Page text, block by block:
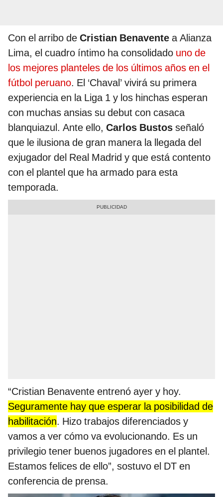
Con el arribo de Cristian Benavente a Alianza
Lima, el cuadro íntimo ha consolidado uno de
los mejores planteles de los últimos años en el
fútbol peruano. El ‘Chaval’ vivirá su primera
experiencia en la Liga 1 y los hinchas esperan
con muchas ansias su debut con casaca
blanquiazul. Ante ello, Carlos Bustos señaló
que le ilusiona de gran manera la llegada del
exjugador del Real Madrid y que está contento
con el plantel que ha armado para esta
temporada.
“Cristian Benavente entrenó ayer y hoy.
Seguramente hay que esperar la posibilidad de
habilitación. Hizo trabajos diferenciados y
vamos a ver cómo va evolucionando. Es un
privilegio tener buenos jugadores en el plantel.
Estamos felices de ello”, sostuvo el DT en
conferencia de prensa.